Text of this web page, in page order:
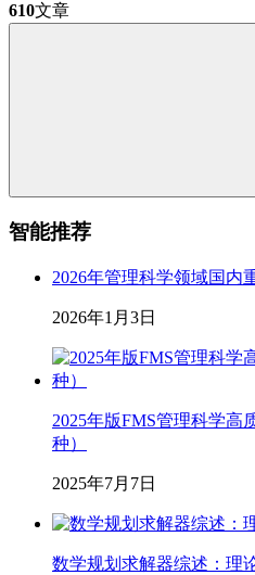
610文章
智能推荐
2026年管理科学领域国内
2026年1月3日
2025年版FMS管理科学高
种）
2025年7月7日
数学规划求解器综述：理